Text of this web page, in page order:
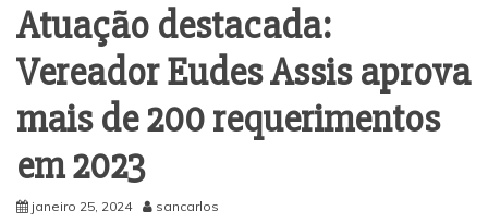
Atuação destacada:
Vereador Eudes Assis aprova
mais de 200 requerimentos
em 2023
janeiro 25, 2024 sancarlos